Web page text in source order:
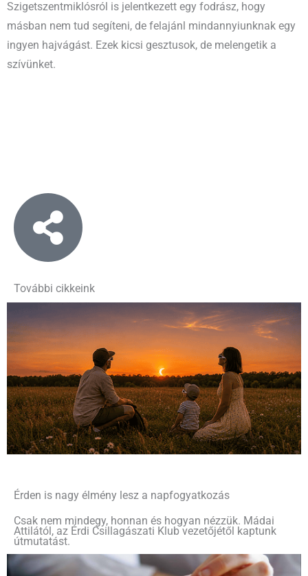
Szigetszentmiklósról is jelentkezett egy fodrász, hogy
másban nem tud segíteni, de felajánl mindannyiunknak egy
ingyen hajvágást. Ezek kicsi gesztusok, de melengetik a
szívünket.
További cikkeink
Érden is nagy élmény lesz a napfogyatkozás
Csak nem mindegy, honnan és hogyan nézzük. Mádai
Attilától, az Érdi Csillagászati Klub vezetőjétől kaptunk
útmutatást.